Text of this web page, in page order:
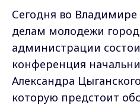
Сегодня во
делам молодежи
администрации
конференция
Александра
которую предстоит